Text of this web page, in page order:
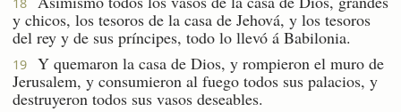
y chicos, los tesoros de la casa de Jehová, y los tesoros
del rey y de sus príncipes, todo lo llevó á Babilonia.
19
Y quemaron la casa de Dios, y rompieron el muro de
Jerusalem, y consumieron al fuego todos sus palacios, y
destruyeron todos sus vasos deseables.